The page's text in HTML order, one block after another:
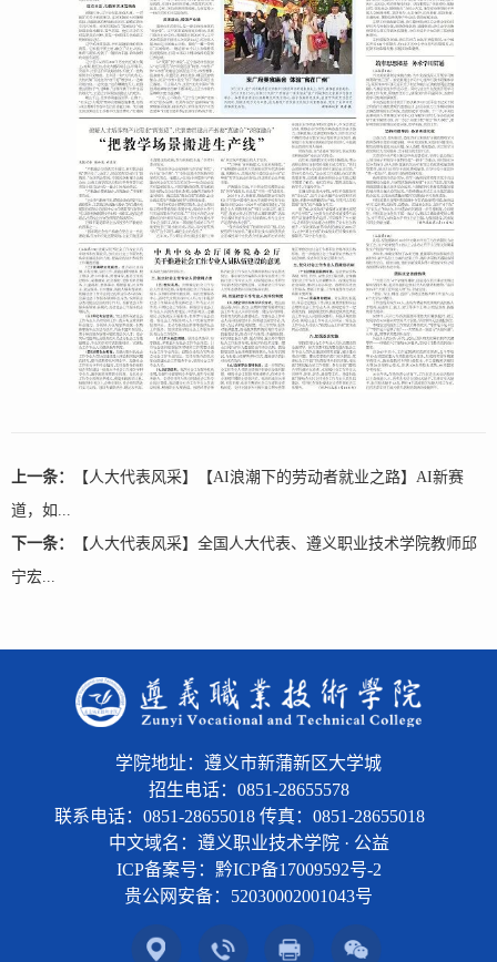
上一条：
【人大代表风采】【AI浪潮下的劳动者就业之路】AI新赛
道，如...
下一条：
【人大代表风采】全国人大代表、遵义职业技术学院教师邱
宁宏...
学院地址：遵义市新蒲新区大学城
招生电话：0851-28655578
联系电话：0851-28655018 传真：0851-28655018
中文域名：遵义职业技术学院 · 公益
ICP备案号：黔ICP备17009592号-2
贵公网安备： 52030002001043号